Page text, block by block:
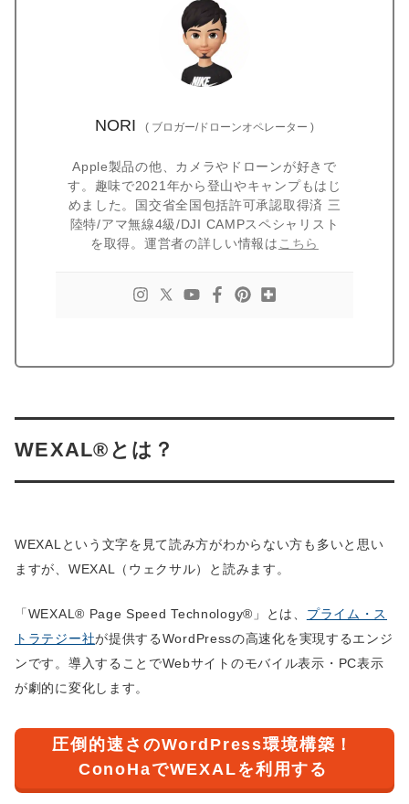
NORI ( ブロガー/ドローンオペレーター )
Apple製品の他、カメラやドローンが好きで
す。趣味で2021年から登山やキャンプもはじ
めました。国交省全国包括許可承認取得済 三
陸特/アマ無線4級/DJI CAMPスペシャリスト
を取得。運営者の詳しい情報は こちら
WEXAL®とは？
WEXALという文字を見て読み方がわからない方も多いと思い
ますが、WEXAL（ウェクサル）と読みます。
「WEXAL® Page Speed Technology®」とは、 プライム・ス
トラテジー社が提供するWordPressの高速化を実現するエンジ
ンです。導入することでWebサイトのモバイル表示・PC表示
が劇的に変化します。
圧倒的速さのWordPress環境構築！
ConoHaでWEXALを利用する